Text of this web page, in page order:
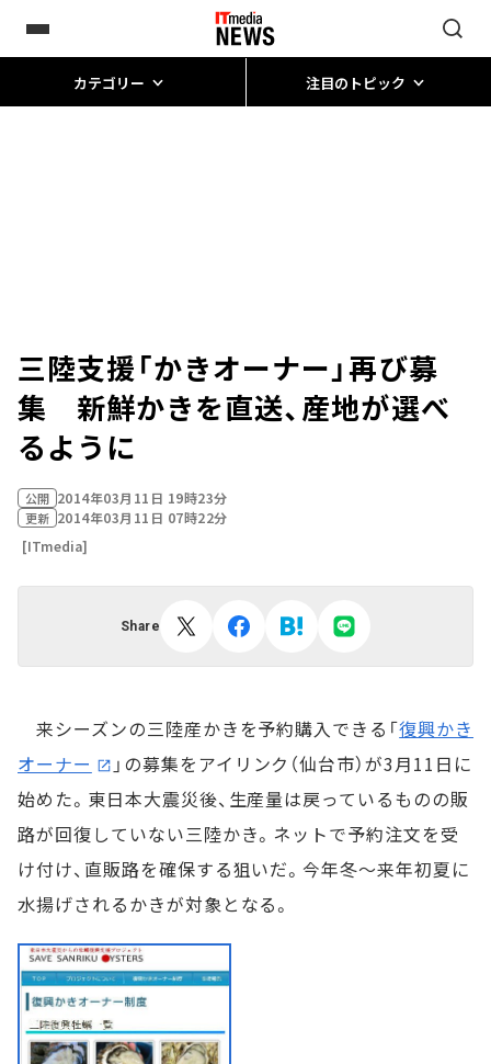
カテゴリー 注目のトピック
三陸支援「かきオーナー」再び募
集 新鮮かきを直送、産地が選べ
るように
公開 2014年03月11日 19時23分
更新 2014年03月11日 07時22分
[ITmedia]
Share
来シーズンの三陸産かきを予約購入できる「復興かき
オーナー
」の募集をアイリンク（仙台市）が3月11日に
始めた。東日本大震災後、生産量は戻っているものの販
路が回復していない三陸かき。ネットで予約注文を受
け付け、直販路を確保する狙いだ。今年冬～来年初夏に
水揚げされるかきが対象となる。